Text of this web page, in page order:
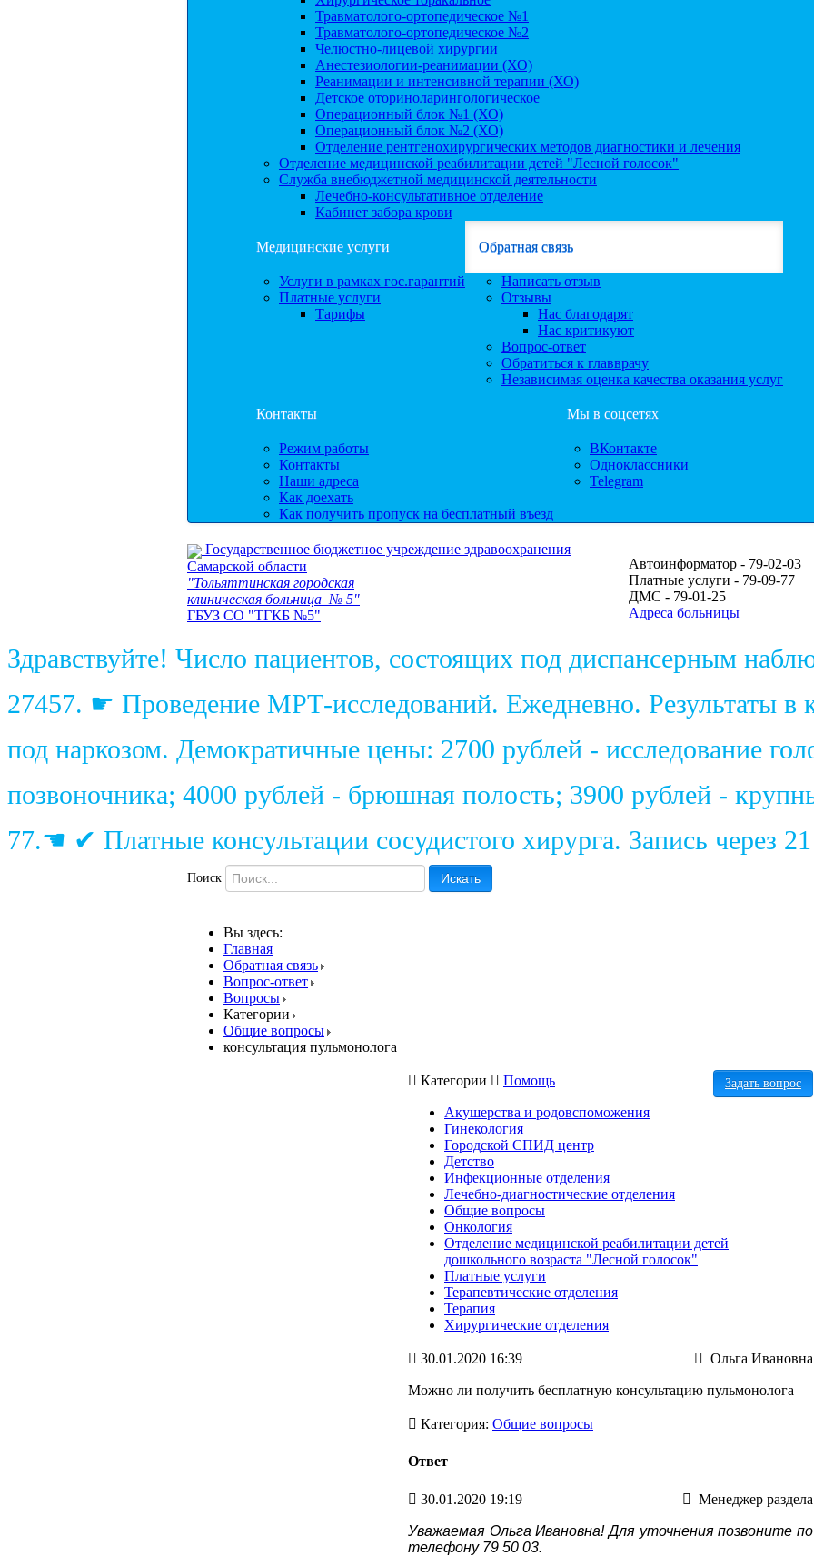
Травматолого-ортопедическое №1
Травматолого-ортопедическое №2
Челюстно-лицевой хирургии
Анестезиологии-реанимации (ХО)
Реанимации и интенсивной терапии (ХО)
Детское оториноларингологическое
Операционный блок №1 (ХО)
Операционный блок №2 (ХО)
Отделение рентгенохирургических методов диагностики и лечения
Отделение медицинской реабилитации детей "Лесной голосок"
Служба внебюджетной медицинской деятельности
Лечебно-консультативное отделение
Кабинет забора крови
Медицинские услуги
Услуги в рамках гос.гарантий
Платные услуги
Тарифы
Обратная связь
Написать отзыв
Отзывы
Нас благодарят
Нас критикуют
Вопрос-ответ
Обратиться к главврачу
Независимая оценка качества оказания услуг
Контакты
Режим работы
Контакты
Наши адреса
Как доехать
Как получить пропуск на бесплатный въезд
Мы в соцсетях
ВКонтакте
Одноклассники
Telegram
Государственное бюджетное учреждение здравоохранения
Самарской области
"Тольяттинская городская
клиническая больница № 5"
ГБУЗ СО "ТГКБ №5"
Автоинформатор - 79-02-03
Платные услуги - 79-09-77
ДМС - 79-01-25
Адреса больницы
Здравствуйте! Число пациентов, состоящих под диспансерным
27457. ☛ Проведение МРТ-исследований. Ежедневно. Результаты в
под наркозом. Демократичные цены: 2700 рублей - исследование
позвоночника; 4000 рублей - брюшная полость; 3900 рублей -
77.☚ ✔ Платные консультации сосудистого хирурга. Запись через
Поиск Искать
Вы здесь:
Главная
Обратная связь
Вопрос-ответ
Вопросы
Категории
Общие вопросы
консультация пульмонолога
Категории Помощь Задать вопрос
Акушерства и родовспоможения
Гинекология
Городской СПИД центр
Детство
Инфекционные отделения
Лечебно-диагностические отделения
Общие вопросы
Онкология
Отделение медицинской реабилитации детей
дошкольного возраста "Лесной голосок"
Платные услуги
Терапевтические отделения
Терапия
Хирургические отделения
30.01.2020 16:39 Ольга Ивановна
Можно ли получить бесплатную консультацию пульмонолога
Категория: Общие вопросы
Ответ
30.01.2020 19:19 Менеджер раздела
Уважаемая Ольга Ивановна! Для уточнения позвоните по
телефону 79 50 03.